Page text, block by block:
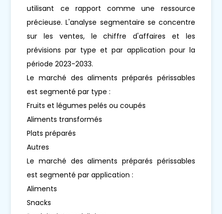
utilisant ce rapport comme une ressource
précieuse. L'analyse segmentaire se concentre
sur les ventes, le chiffre d'affaires et les
prévisions par type et par application pour la
période 2023-2033.
Le marché des aliments préparés périssables
est segmenté par type :
Fruits et légumes pelés ou coupés
Aliments transformés
Plats préparés
Autres
Le marché des aliments préparés périssables
est segmenté par application :
Aliments
Snacks